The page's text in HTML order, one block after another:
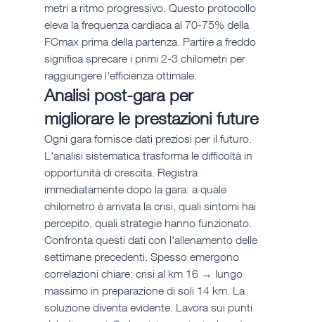
metri a ritmo progressivo. Questo protocollo
eleva la frequenza cardiaca al 70-75% della
FCmax prima della partenza. Partire a freddo
significa sprecare i primi 2-3 chilometri per
raggiungere l'efficienza ottimale.
Analisi post-gara per
migliorare le prestazioni future
Ogni gara fornisce dati preziosi per il futuro.
L'analisi sistematica trasforma le difficoltà in
opportunità di crescita. Registra
immediatamente dopo la gara: a quale
chilometro è arrivata la crisi, quali sintomi hai
percepito, quali strategie hanno funzionato.
Confronta questi dati con l'allenamento delle
settimane precedenti. Spesso emergono
correlazioni chiare: crisi al km 16 → lungo
massimo in preparazione di soli 14 km. La
soluzione diventa evidente. Lavora sui punti